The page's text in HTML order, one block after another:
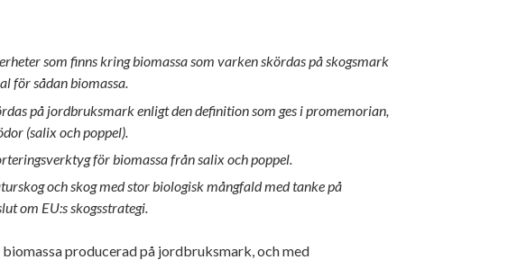
som finns kring biomassa som varken skördas på skogsmark
för sådan biomassa.
på jordbruksmark enligt den definition som ges i promemorian,
(salix och poppel).
för biomassa från salix och poppel.
och skog med stor biologisk mångfald med tanke på
om EU:s skogsstrategi.
producerad på jordbruksmark, och med